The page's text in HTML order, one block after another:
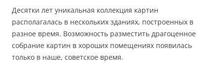
Десятки лет уникальная коллекция картин
располагалась в нескольких зданиях, построенных в
разное время. Возможность разместить драгоценное
собрание картин в хороших помещениях появилась
только в наше, советское время.